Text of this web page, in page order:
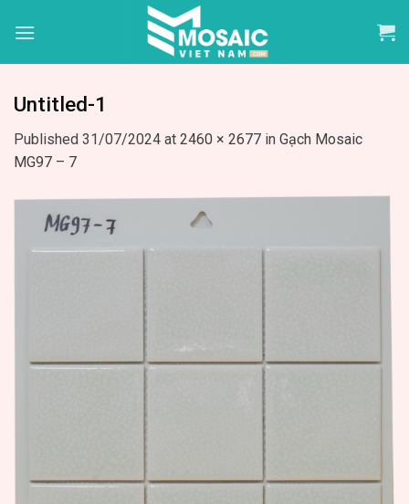
Untitled-1
Published 31/07/2024 at 2460 × 2677 in Gạch Mosaic
MG97 – 7